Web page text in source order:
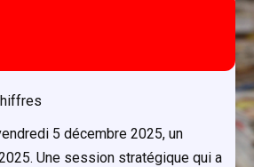
5 décembre 2025, un
Une session stratégique qui a